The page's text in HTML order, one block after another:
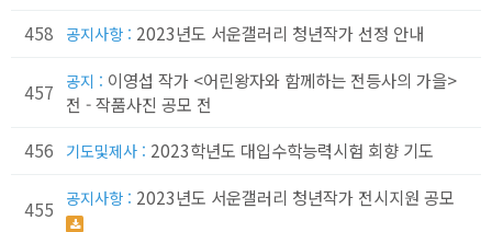
458
공지사항 : 2023년도 서운갤러리 청년작가 선정 안내
457 공지 : 이영섭 작가 <어린왕자와 함께하는 전등사의 가을>
전 - 작품사진 공모 전
456
기도및제사 : 2023학년도 대입수학능력시험 회향 기도
455 공지사항 : 2023년도 서운갤러리 청년작가 전시지원 공모